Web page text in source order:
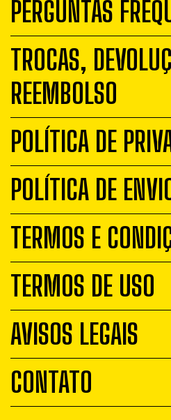
PERGUNTAS
TROCAS,
REEMBOLSO
POLÍTICA DE
POLÍTICA DE
TERMOS E
TERMOS DE USO
AVISOS LEGAIS
CONTATO